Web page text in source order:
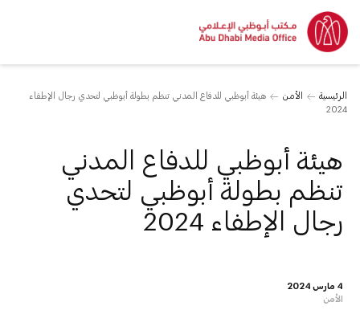
الرئيسية الأمن
هيئة أبوظبي للدفاع المدني تنظم بطولة أبوظبي لتحدي رجال الإطفاء
2024
4 مارس 2024
الأمن
هيئة أبوظبي للدفاع المدني
تنظم بطولة أبوظبي لتحدي
رجال الإطفاء 2024